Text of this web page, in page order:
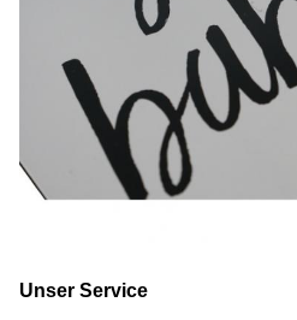
Unser Service